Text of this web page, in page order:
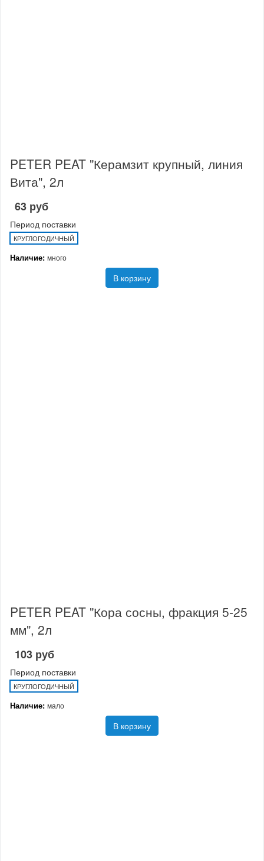
PETER PEAT "Керамзит крупный, линия
Вита", 2л
63 руб
Период поставки
КРУГЛОГОДИЧНЫЙ
Наличие: много
В корзину
PETER PEAT "Кора сосны, фракция 5-25
мм", 2л
103 руб
Период поставки
КРУГЛОГОДИЧНЫЙ
Наличие: мало
В корзину